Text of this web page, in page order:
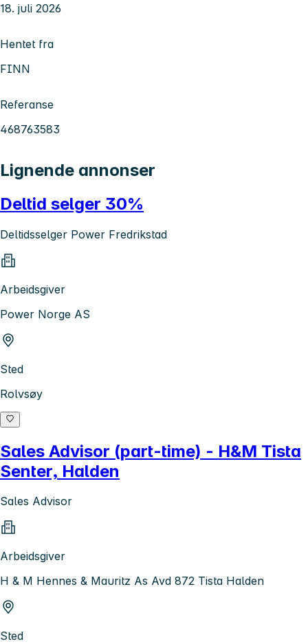
18. juli 2026
Hentet fra
FINN
Referanse
468763583
Lignende annonser
Deltid selger 30%
Deltidsselger Power Fredrikstad
Arbeidsgiver
Power Norge AS
Sted
Rolvsøy
Sales Advisor (part-time) - H&M Tista
Senter, Halden
Sales Advisor
Arbeidsgiver
H & M Hennes & Mauritz As Avd 872 Tista Halden
Sted